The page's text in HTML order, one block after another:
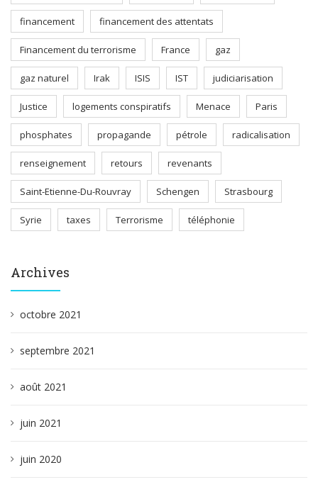
financement financement des attentats
Financement du terrorisme France gaz
gaz naturel Irak ISIS IST judiciarisation
Justice logements conspiratifs Menace Paris
phosphates propagande pétrole radicalisation
renseignement retours revenants
Saint-Etienne-Du-Rouvray Schengen Strasbourg
Syrie taxes Terrorisme téléphonie
Archives
octobre 2021
septembre 2021
août 2021
juin 2021
juin 2020